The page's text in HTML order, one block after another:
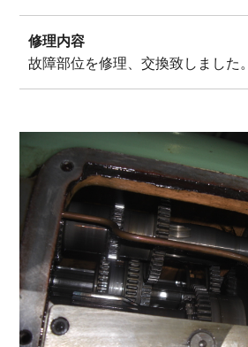
修理内容
故障部位を修理、交換致しました。